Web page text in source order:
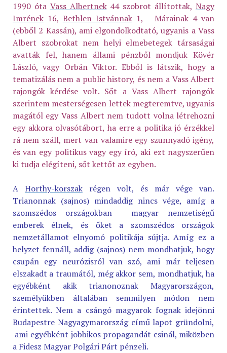
1990 óta Vass Albertnek44 szobrot állítottak,Nagy
Imrének16, Bethlen Istvánnak1, Márainak 4 van
(ebből 2 Kassán), ami elgondolkodtató, ugyanis a Vass
Albert szobrokat nem helyi elmebetegek társaságai
avatták fel, hanem állami pénzből mondjuk Kövér
László, vagy Orbán Viktor. Ebből is látszik, hogy a
tematizálás nem a public history, és nem a Vass Albert
rajongók kérdése volt. Sőt a Vass Albert rajongók
szerintem mesterségesen lettek megteremtve, ugyanis
magától egy Vass Albert nem tudott volna létrehozni
egy akkora olvasótábort, ha erre a politika jó érzékkel
rá nem száll, mert van valamire egy szunnyadó igény,
és van egy politikus vagy egy író, aki ezt nagyszerűen
ki tudja elégíteni, sőt kettőt az egyben.
A Horthy-korszakrégen volt, és már vége van.
Trianonnak (sajnos) mindaddig nincs vége, amíg a
szomszédos országokban magyar nemzetiségű
emberek élnek, és őket a szomszédos országok
nemzetállamot elnyomó politikája sújtja. Amíg ez a
helyzet fennáll, addig (sajnos) nem mondhatjuk, hogy
csupán egy neurózisról van szó, ami már teljesen
elszakadt a traumától, még akkor sem, mondhatjuk, ha
egyébként akik trianonoznak Magyarországon,
személyükben általában semmilyen módon nem
érintettek. Nem a csángó magyarok fognak idejönni
Budapestre Nagyagymarország című lapot gründolni,
ami egyébként jobbikos propagandát csinál, miközben
a Fidesz Magyar Polgári Párt pénzeli.